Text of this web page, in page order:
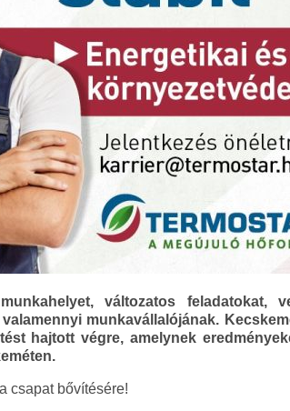
változatos feladatokat,
munkavállalójának.
hajtott végre, amelynek
csapat bővítésére!